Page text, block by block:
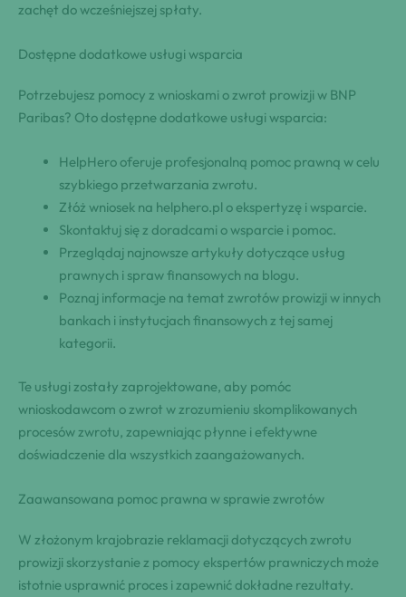
zachęt do wcześniejszej spłaty.
Dostępne dodatkowe usługi wsparcia
Potrzebujesz pomocy z wnioskami o zwrot prowizji w BNP
Paribas? Oto dostępne dodatkowe usługi wsparcia:
HelpHero oferuje profesjonalną pomoc prawną w celu
szybkiego przetwarzania zwrotu.
Złóż wniosek na helphero.pl o ekspertyzę i wsparcie.
Skontaktuj się z doradcami o wsparcie i pomoc.
Przeglądaj najnowsze artykuły dotyczące usług
prawnych i spraw finansowych na blogu.
Poznaj informacje na temat zwrotów prowizji w innych
bankach i instytucjach finansowych z tej samej
kategorii.
Te usługi zostały zaprojektowane, aby pomóc
wnioskodawcom o zwrot w zrozumieniu skomplikowanych
procesów zwrotu, zapewniając płynne i efektywne
doświadczenie dla wszystkich zaangażowanych.
Zaawansowana pomoc prawna w sprawie zwrotów
W złożonym krajobrazie reklamacji dotyczących zwrotu
prowizji skorzystanie z pomocy ekspertów prawniczych może
istotnie usprawnić proces i zapewnić dokładne rezultaty.